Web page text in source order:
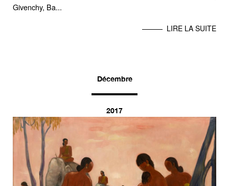
Givenchy, Ba...
LIRE LA SUITE
Décembre
2017